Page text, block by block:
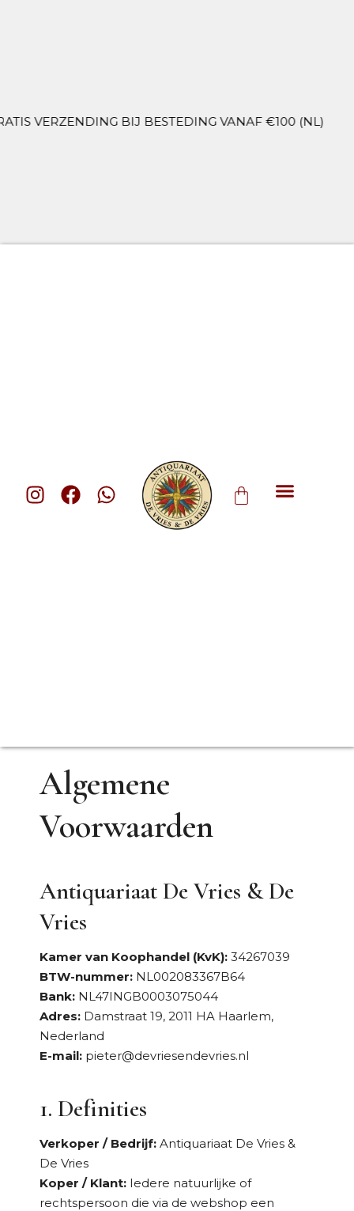
BIJ BESTEDING VANAF €100 (NL)
Algemene
Voorwaarden
Antiquariaat De Vries & De
Vries
Kamer van Koophandel (KvK): 34267039
BTW-nummer: NL002083367B64
Bank: NL47INGB0003075044
Adres: Damstraat 19, 2011 HA Haarlem,
Nederland
E-mail: pieter@devriesendevries.nl
1. Definities
Verkoper / Bedrijf: Antiquariaat De Vries &
De Vries
Koper / Klant: Iedere natuurlijke of
rechtspersoon die via de webshop een